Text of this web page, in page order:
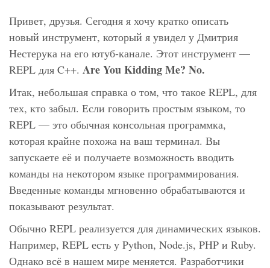
Привет, друзья. Сегодня я хочу кратко описать
новый инструмент, который я увидел у Дмитрия
Нестерука на его ютуб-канале. Этот инструмент —
REPL для C++. Are You Kidding Me? No.
Итак, небольшая справка о том, что такое REPL, для
тех, кто забыл. Если говорить простым языком, то
REPL — это обычная консольная программка,
которая крайне похожа на ваш терминал. Вы
запускаете её и получаете возможность вводить
команды на некотором языке программирования.
Введенные команды мгновенно обрабатываются и
показывают результат.
Обычно REPL реализуется для динамических языков.
Например, REPL есть у Python, Node.js, PHP и Ruby.
Однако всё в нашем мире меняется. Разработчики